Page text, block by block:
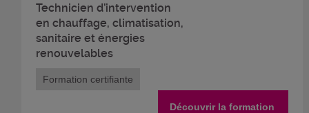
Technicien d’intervention
en chauffage, climatisation,
sanitaire et énergies
renouvelables
Formation certifiante
Découvrir la formation